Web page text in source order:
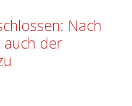
Nach
auch der